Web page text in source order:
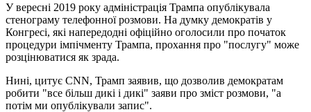
У вересні 2019 року адміністрація Трампа опублікувала
стенограму телефонної розмови. На думку демократів у
Конгресі, які напередодні офіційно оголосили про початок
процедури імпічменту Трампа, прохання про "послугу" може
розцінюватися як зрада.
Нині, цитує CNN, Трамп заявив, що дозволив демократам
робити "все більш дикі і дикі" заяви про зміст розмови, "а
потім ми опублікували запис".